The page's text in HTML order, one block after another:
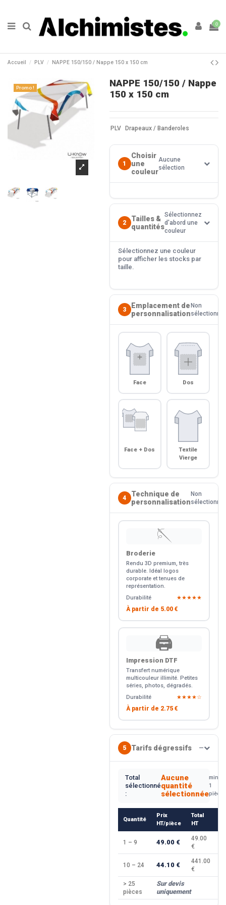
0
Accueil PLV NAPPE 150/150 / Nappe 150 x 150 cm
Promo !
NAPPE 150/150 / Nappe
150 x 150 cm
PLV Drapeaux / Banderoles
1
Choisir
une
couleur
Aucune
sélection
2
Tailles &
quantités
Sélectionnez
d'abord une
couleur
Sélectionnez une couleur
pour afficher les stocks par
taille.
3
Emplacement de
personnalisation
Non
sélectionné
Face Dos
Face + Dos
Textile
Vierge
4
Technique de
personnalisation
Non
sélectionné
🪡
Broderie
Rendu 3D premium, très
durable. Idéal logos
corporate et tenues de
représentation.
Durabilité
★★★★★
À partir de 5.00 €
🖨️
Impression DTF
Transfert numérique
multicouleur illimité. Petites
séries, photos, dégradés.
Durabilité
★★★★☆
À partir de 2.75 €
5 Tarifs dégressifs —
Total
sélectionné
:
Aucune
quantité
sélectionnée
min.
1
pièce
Quantité
Prix
HT/pièce
Total
HT
1 – 9 49.00 €
49.00
€
10 – 24 44.10 €
441.00
€
> 25
pièces
Sur devis
uniquement